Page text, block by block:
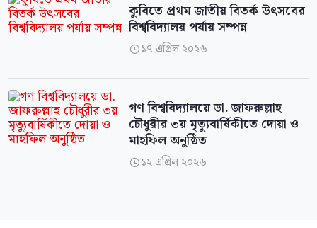
কুবিতে প্রথম জাতীয় বিতর্ক উৎসবের
বিশ্ববিদ্যালয় পর্যায় সম্পন্ন
১৭ এপ্রিল ২০২৬
গণ বিশ্ববিদ্যালয়ে ডা. জাফরুল্লাহ
চৌধুরীর ৩য় মৃত্যুবার্ষিকীতে দোয়া ও
মাহফিল অনুষ্ঠিত
১২ এপ্রিল ২০২৬